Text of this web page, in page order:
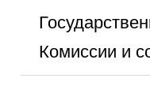
Комиссии и